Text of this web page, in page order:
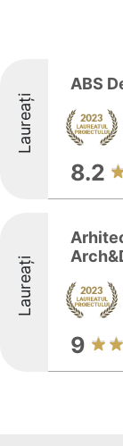
Laureați
ABS
8.2
Laureați
9